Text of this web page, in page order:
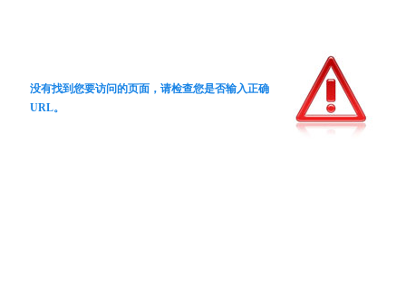
没有找到您要访问的页面，请检查您是否输入正确
URL。